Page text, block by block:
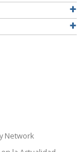
Network